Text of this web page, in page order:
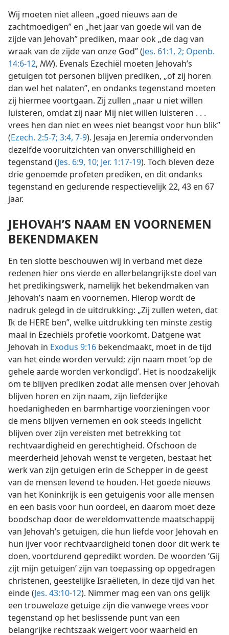
Wij moeten niet alleen „goed nieuws aan de
zachtmoedigen” en „het jaar van goede wil van de
zijde van Jehovah” prediken, maar ook „de dag van
wraak van de zijde van onze God” (Jes. 61:1, 2; Openb.
14:6-12, NW). Evenals Ezechiël moeten Jehovah’s
getuigen tot personen blijven prediken, „of zij horen
dan wel het nalaten”, en ondanks tegenstand moeten
zij hiermee voortgaan. Zij zullen „naar u niet willen
luisteren, omdat zij naar Mij niet willen luisteren . . .
vrees hen dan niet en wees niet beangst voor hun blik”
(Ezech. 2:5-7; 3:4, 7-9). Jesaja en Jeremia ondervonden
dezelfde vooruitzichten van onverschilligheid en
tegenstand (Jes. 6:9, 10; Jer. 1:17-19). Toch bleven deze
drie genoemde profeten prediken, en dit ondanks
tegenstand en gedurende respectievelijk 22, 43 en 67
jaar.
JEHOVAH’S NAAM EN VOORNEMEN
BEKENDMAKEN
En ten slotte beschouwen wij in verband met deze
redenen hier ons vierde en allerbelangrijkste doel van
het predikingswerk, namelijk het bekendmaken van
Jehovah’s naam en voornemen. Hierop wordt de
nadruk gelegd in de uitdrukking: „Zij zullen weten, dat
Ik de HERE ben”, welke uitdrukking ten minste zestig
maal in Ezechiëls profetie voorkomt. Datgene wat
Jehovah in Exodus 9:16 bekendmaakt, moet in de tijd
van het einde worden vervuld; zijn naam moet ’op de
gehele aarde worden verkondigd’. Het is noodzakelijk
om te blijven prediken zodat alle mensen over Jehovah
blijven horen en zijn naam, zijn liefderijke
hoedanigheden en barmhartige voorzieningen voor
de mens blijven vernemen en ook steeds ingelicht
blijven over zijn vereisten met betrekking tot
rechtvaardigheid en gerechtigheid. Ofschoon de
meerderheid Jehovah wenst te vergeten, bestaat het
werk van zijn getuigen erin de Schepper in de geest
van de mensen levend te houden. Het goede nieuws
van het Koninkrijk is een getuigenis voor alle mensen
en een basis voor hun oordeel, en daarom moet deze
boodschap door de wereldomvattende maatschappij
van Jehovah’s getuigen, die hun liefde voor Jehovah en
hun ijver voor rechtvaardigheid tonen door dit werk te
doen, voortdurend gepredikt worden. De woorden ’Gij
zijt mijn getuigen’ zijn van toepassing op opgedragen
christenen, geestelijke Israëlieten, in deze tijd van het
einde (Jes. 43:10-12). Nimmer mag een van ons gelijk
een trouweloze getuige zijn die vanwege vrees voor
tegenstand op het beslissende punt van een
belangrijke rechtszaak weigert voor waarheid en